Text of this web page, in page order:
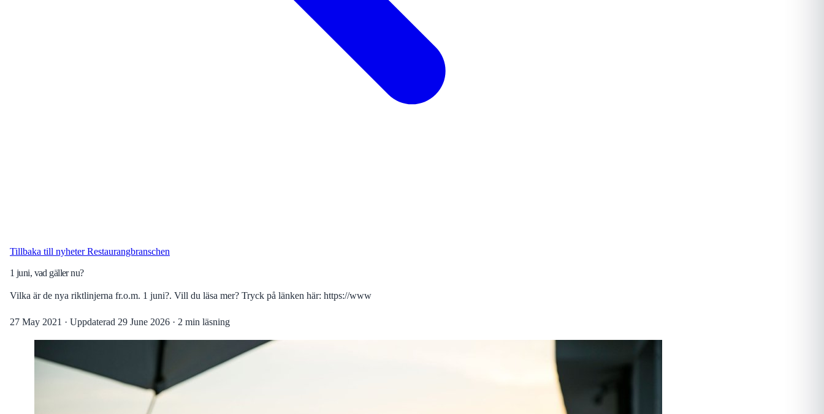
Tillbaka till nyheterRestaurangbranschen
1 juni, vad gäller nu?
Vilka är de nya riktlinjerna fr.o.m. 1 juni?. Vill du läsa mer? Tryck på länken här: https://www
27 May 2021 · Uppdaterad 29 June 2026 · 2 min läsning